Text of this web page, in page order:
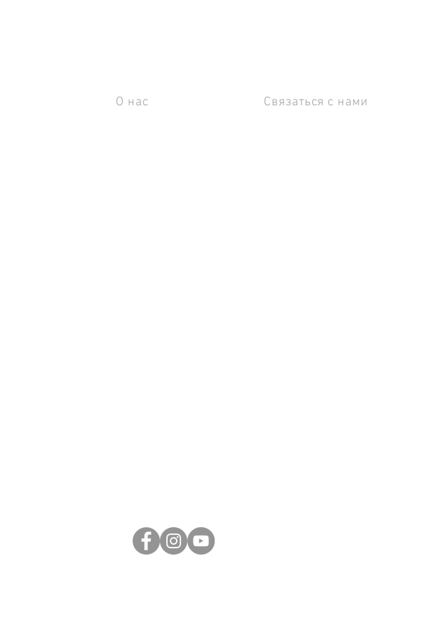
О нас Связаться с нами